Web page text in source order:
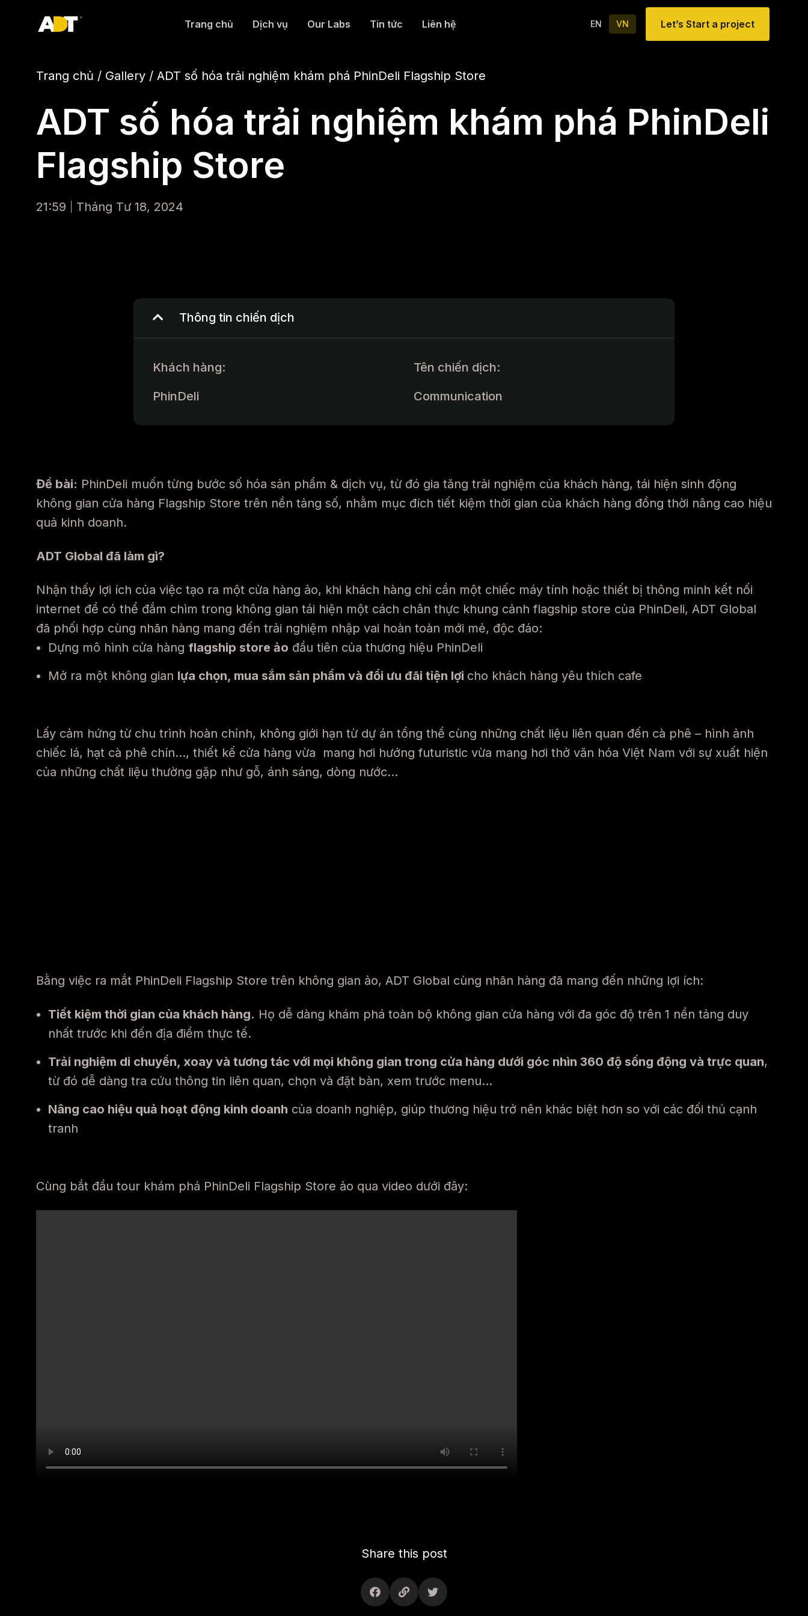
Trang chủ Dịch vụ Our Labs Tin tức Liên hệ VN
EN Let’s Start a project
Trang chủ / Gallery / ADT số hóa trải nghiệm khám phá PhinDeli Flagship Store
ADT số hóa trải nghiệm khám phá PhinDeli
Flagship Store
21:59 Tháng Tư 18, 2024
Thông tin chiến dịch
Khách hàng:
PhinDeli
Tên chiến dịch:
Communication
Đề bài: PhinDeli muốn từng bước số hóa sản phẩm & dịch vụ, từ đó gia tăng trải nghiệm của khách hàng, tái hiện sinh động
không gian cửa hàng Flagship Store trên nền tảng số, nhằm mục đích tiết kiệm thời gian của khách hàng đồng thời nâng cao hiệu
quả kinh doanh.
ADT Global đã làm gì?
Nhận thấy lợi ích của việc tạo ra một cửa hàng ảo, khi khách hàng chỉ cần một chiếc máy tính hoặc thiết bị thông minh kết nối
internet để có thể đắm chìm trong không gian tái hiện một cách chân thực khung cảnh flagship store của PhinDeli, ADT Global
đã phối hợp cùng nhãn hàng mang đến trải nghiệm nhập vai hoàn toàn mới mẻ, độc đáo:
Dựng mô hình cửa hàng flagship store ảo đầu tiên của thương hiệu PhinDeli
Mở ra một không gian lựa chọn, mua sắm sản phẩm và đổi ưu đãi tiện lợi cho khách hàng yêu thích cafe
Lấy cảm hứng từ chu trình hoàn chỉnh, không giới hạn từ dự án tổng thể cùng những chất liệu liên quan đến cà phê – hình ảnh
chiếc lá, hạt cà phê chín…, thiết kế cửa hàng vừa mang hơi hướng futuristic vừa mang hơi thở văn hóa Việt Nam với sự xuất hiện
của những chất liệu thường gặp như gỗ, ánh sáng, dòng nước…
Bằng việc ra mắt PhinDeli Flagship Store trên không gian ảo, ADT Global cùng nhãn hàng đã mang đến những lợi ích:
Tiết kiệm thời gian của khách hàng. Họ dễ dàng khám phá toàn bộ không gian cửa hàng với đa góc độ trên 1 nền tảng duy
nhất trước khi đến địa điểm thực tế.
Trải nghiệm di chuyển, xoay và tương tác với mọi không gian trong cửa hàng dưới góc nhìn 360 độ sống động và trực quan,
từ đó dễ dàng tra cứu thông tin liên quan, chọn và đặt bàn, xem trước menu…
Nâng cao hiệu quả hoạt động kinh doanh của doanh nghiệp, giúp thương hiệu trở nên khác biệt hơn so với các đối thủ cạnh
tranh
Cùng bắt đầu tour khám phá PhinDeli Flagship Store ảo qua video dưới đây:
Share this post